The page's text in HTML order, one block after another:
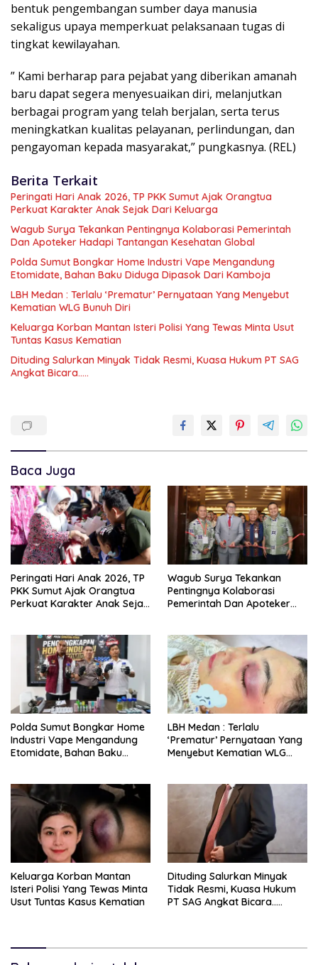
bentuk pengembangan sumber daya manusia
sekaligus upaya memperkuat pelaksanaan tugas di
tingkat kewilayahan.
” Kami berharap para pejabat yang diberikan amanah
baru dapat segera menyesuaikan diri, melanjutkan
berbagai program yang telah berjalan, serta terus
meningkatkan kualitas pelayanan, perlindungan, dan
pengayoman kepada masyarakat,” pungkasnya. (REL)
Berita Terkait
Peringati Hari Anak 2026, TP PKK Sumut Ajak Orangtua
Perkuat Karakter Anak Sejak Dari Keluarga
Wagub Surya Tekankan Pentingnya Kolaborasi Pemerintah
Dan Apoteker Hadapi Tantangan Kesehatan Global
Polda Sumut Bongkar Home Industri Vape Mengandung
Etomidate, Bahan Baku Diduga Dipasok Dari Kamboja
LBH Medan : Terlalu ‘Prematur’ Pernyataan Yang Menyebut
Kematian WLG Bunuh Diri
Keluarga Korban Mantan Isteri Polisi Yang Tewas Minta Usut
Tuntas Kasus Kematian
Dituding Salurkan Minyak Tidak Resmi, Kuasa Hukum PT SAG
Angkat Bicara…..
Baca Juga
Peringati Hari Anak 2026, TP
PKK Sumut Ajak Orangtua
Perkuat Karakter Anak Sejak
Wagub Surya Tekankan
Pentingnya Kolaborasi
Pemerintah Dan Apoteker
Polda Sumut Bongkar Home
Industri Vape Mengandung
Etomidate, Bahan Baku
LBH Medan : Terlalu
‘Prematur’ Pernyataan Yang
Menyebut Kematian WLG
Keluarga Korban Mantan
Isteri Polisi Yang Tewas Minta
Usut Tuntas Kasus Kematian
Dituding Salurkan Minyak
Tidak Resmi, Kuasa Hukum
PT SAG Angkat Bicara…..